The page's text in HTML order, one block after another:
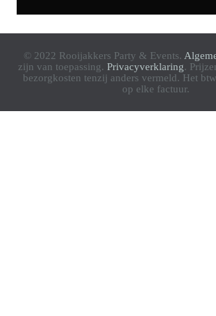
© 2022 Rooijakkers Party & Events.
zijn van toepassing. Privacyverklaring.
bezorgkosten tenzij anders vermeld. Het
op elke factuur.